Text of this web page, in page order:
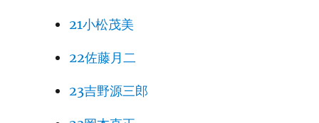
21小松茂美
22佐藤月二
23吉野源三郎